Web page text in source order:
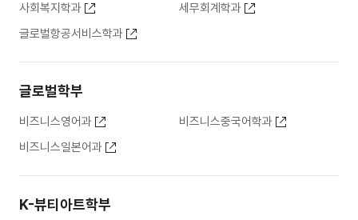
사회복지학과
세무회계학과
글로벌항공서비스학과
글로벌학부
비즈니스영어과
비즈니스중국어학과
비즈니스일본어과
K-뷰티아트학부